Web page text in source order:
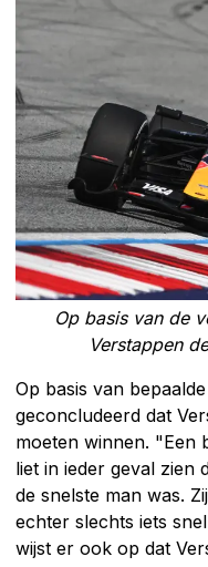
Op basis van de
Verstappen
Op basis van
geconcludeerd dat
moeten winnen. "Een
liet in ieder geval zien
de snelste man was.
echter slechts iets
wijst er ook op dat